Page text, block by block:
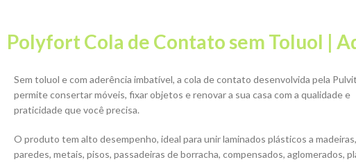
Polyfort Cola de Contato sem Toluol |
Sem toluol e com aderência imbatível, a cola de contato desenvolvida pela
permite consertar móveis, fixar objetos e renovar a sua casa com a qualidade e
praticidade que você precisa.
O produto tem alto desempenho, ideal para unir laminados plásticos a madeiras,
paredes, metais, pisos, passadeiras de borracha, compensados, aglomerados,